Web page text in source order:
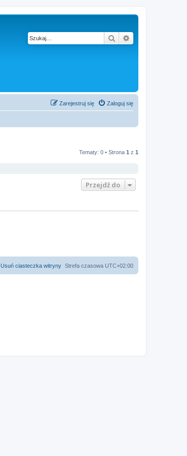
Szukaj
Zaloguj się
Zarejestruj się
Tematy: 0 • Strona 1 z 1
Przejdź do
Strefa czasowa UTC+02:00
Usuń ciasteczka witryny